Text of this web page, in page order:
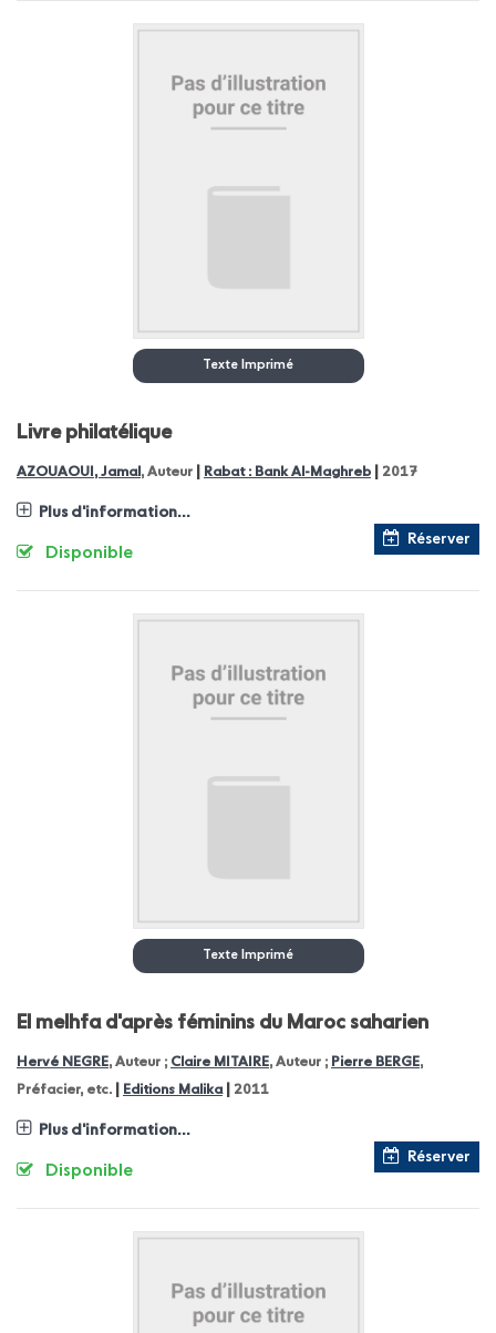
Texte Imprimé
Livre philatélique
AZOUAOUI, Jamal , Auteur Rabat : Bank Al-Maghreb 2017
Plus d'information...
Réserver
Disponible
Texte Imprimé
El melhfa d'après féminins du Maroc saharien
Hervé NEGRE, Auteur ; Claire MITAIRE, Auteur ; Pierre BERGE,
Préfacier, etc.
Editions Malika| 2011
Plus d'information...
Réserver
Disponible